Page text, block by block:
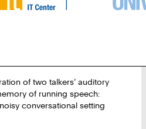
of two talkers’ auditory
of running speech:
conversational setting